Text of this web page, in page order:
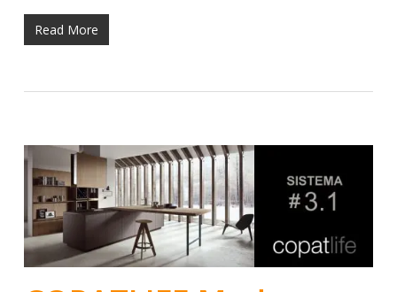
Read More